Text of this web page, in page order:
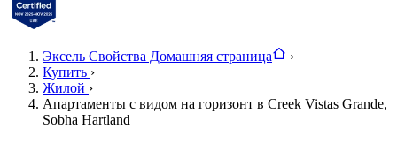
Эксель Свойства Домашняя страница
›
Купить ›
Жилой ›
Апартаменты с видом на горизонт в Creek Vistas Grande,
Sobha Hartland